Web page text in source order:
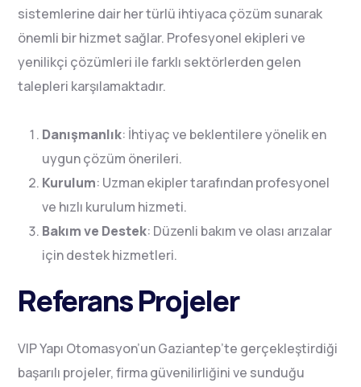
sistemlerine dair her türlü ihtiyaca çözüm sunarak
önemli bir hizmet sağlar. Profesyonel ekipleri ve
yenilikçi çözümleri ile farklı sektörlerden gelen
talepleri karşılamaktadır.
Danışmanlık: İhtiyaç ve beklentilere yönelik en
uygun çözüm önerileri.
Kurulum: Uzman ekipler tarafından profesyonel
ve hızlı kurulum hizmeti.
Bakım ve Destek: Düzenli bakım ve olası arızalar
için destek hizmetleri.
Referans Projeler
VIP Yapı Otomasyon’un Gaziantep’te gerçekleştirdiği
başarılı projeler, firma güvenilirliğini ve sunduğu